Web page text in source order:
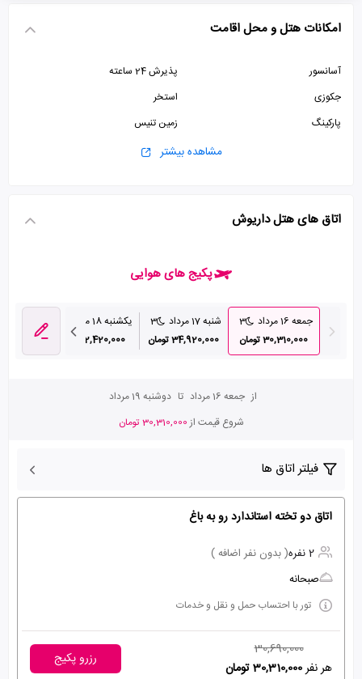
امکانات هتل و محل اقامت
آسانسور
پذیرش 24 ساعته
جکوزی
استخر
پارکینگ
زمین تنیس
زمین ورزشیمشاهده بیشتر
اتاق های هتل داریوش
پکیج های هوایی
جمعه 16 مرداد
3
30,310,000 تومان
شنبه 17 مرداد
3
34,920,000 تومان
یکشنبه 18 مرداد
32,420,000 تومان
از جمعه 16 مرداد تا دوشنبه 19 مرداد
شروع قیمت از30,310,000 تومان
فیلتر اتاق ها
اتاق دو تخته استاندارد رو به باغ
2 نفره
( بدون نفر اضافه )
صبحانه
تور با احتساب حمل و نقل و خدمات
30,690,000
هر نفر30,310,000 تومان رزرو پکیج